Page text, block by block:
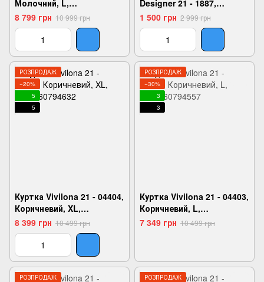
Молочний, L,
2999860795059
8 799 грн 10 999 грн
Designer 21 - 1887,
Чорний, 48,
2999860362251
1 500 грн 2 999 грн
РОЗПРОДАЖ
−20%
5
5
Куртка Vivilona 21 - 04404,
Коричневий, XL,
2999860794632
8 399 грн 10 499 грн
РОЗПРОДАЖ
−30%
3
3
Куртка Vivilona 21 - 04403,
Коричневий, L,
2999860794557
7 349 грн 10 499 грн
РОЗПРОДАЖ
РОЗПРОДАЖ